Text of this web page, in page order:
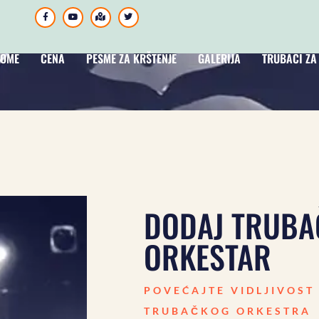
CENA PESME ZA KRŠTENJE GALERIJA TRUBACI
DODAJ
ORKESTAR
POVEĆAJTE VIDLJIVOST
TRUBAČKOG ORKESTRA